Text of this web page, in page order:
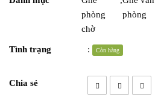
phòng
chờ
phòng
Tình trạng : Còn hàng
Chia sẻ